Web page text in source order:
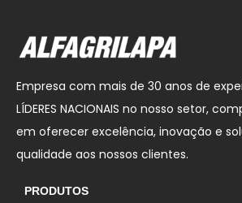
Empresa com mais de 30 anos de
LÍDERES NACIONAIS no nosso setor,
em oferecer excelência, inovação e
qualidade aos nossos clientes.
PRODUTOS